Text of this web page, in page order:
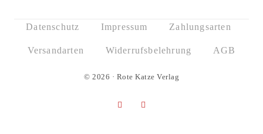
Datenschutz Impressum Zahlungsarten
Versandarten Widerrufsbelehrung AGB
© 2026 · Rote Katze Verlag